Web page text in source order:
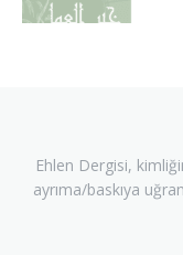
Ehlen Dergisi,
ayrıma/baskıya